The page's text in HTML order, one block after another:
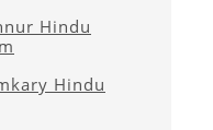
Hindu
Hindu